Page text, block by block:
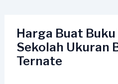
kontenHarga Buat Buku
Sekolah Ukuran
Ternate